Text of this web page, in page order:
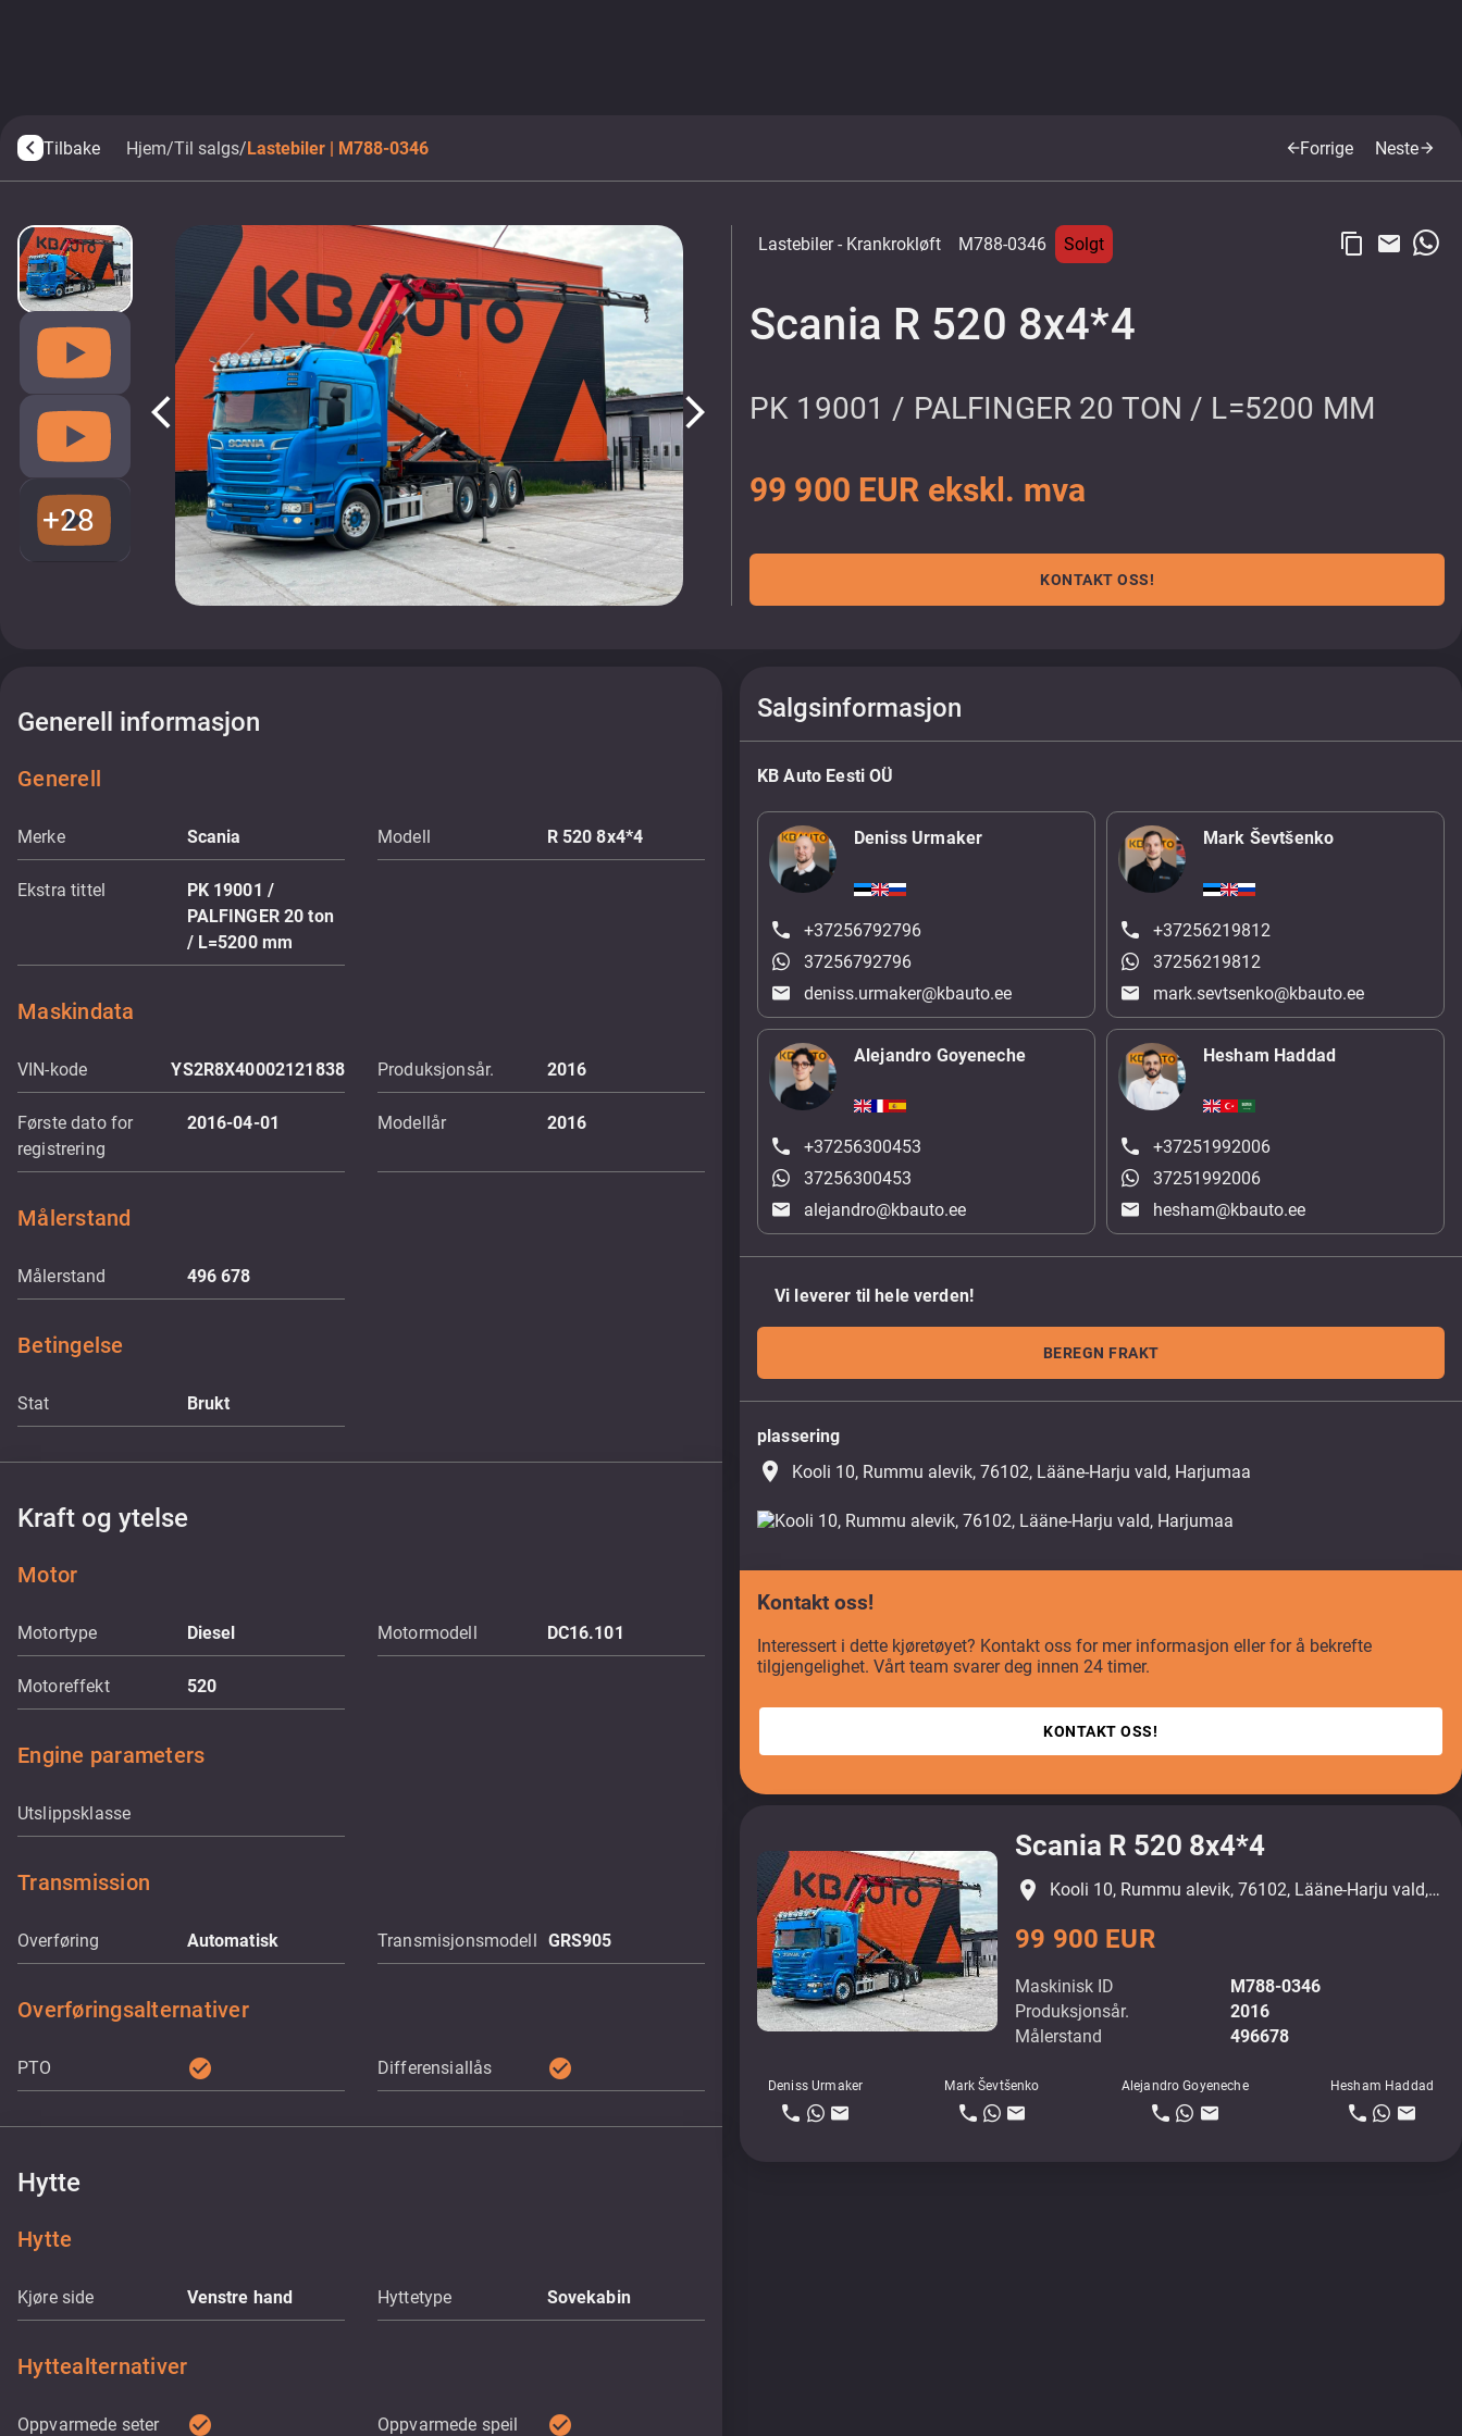
arrow_back_ios Tilbake Hjem/Til salgs/Lastebiler | M788-0346 arrow_backForrige Nestearrow_forward
arrow_back_ios arrow_forward_ios
+28
Lastebiler- Krankrokløft M788-0346 Solgt content_copy email
Scania R 520 8x4*4
PK 19001 / PALFINGER 20 TON / L=5200 MM
99 900 EUR ekskl. mva
KONTAKT OSS!
Generell informasjon
Generell
Merke Scania Modell R 520 8x4*4
Ekstra tittel
PK 19001 /
PALFINGER 20 ton
/ L=5200 mm
Maskindata
VIN-kode YS2R8X40002121838 Produksjonsår. 2016
Første dato for
registrering
2016-04-01 Modellår 2016
Målerstand
Målerstand 496 678
Betingelse
Stat Brukt
Kraft og ytelse
Motor
Motortype Diesel Motormodell DC16.101
Motoreffekt 520
Engine parameters
Utslippsklasse
Transmission
Overføring Automatisk Transmisjonsmodell GRS905
Overføringsalternativer
PTO check_circle Differensiallås check_circle
Hytte
Hytte
Kjøre side Venstre hand Hyttetype Sovekabin
Hyttealternativer
Oppvarmede seter check_circle Oppvarmede speil check_circle
Salgsinformasjon
KB Auto Eesti OÜ
Deniss Urmaker
+37256792796
37256792796
deniss.urmaker@kbauto.ee
Mark Ševtšenko
+37256219812
37256219812
mark.sevtsenko@kbauto.ee
Alejandro Goyeneche
+37256300453
37256300453
alejandro@kbauto.ee
Hesham Haddad
+37251992006
37251992006
hesham@kbauto.ee
Vi leverer til hele verden!
BEREGN FRAKT
plassering
place Kooli 10, Rummu alevik, 76102, Lääne-Harju vald, Harjumaa
Kontakt oss!
Interessert i dette kjøretøyet? Kontakt oss for mer informasjon eller for å bekrefte
tilgjengelighet. Vårt team svarer deg innen 24 timer.
KONTAKT OSS!
Scania R 520 8x4*4
Maskinisk ID
M788-0346
Produksjonsår.
2016
Målerstand
496678
Deniss Urmaker Mark Ševtšenko Alejandro Goyeneche Hesham Haddad
99 900 EUR
place Kooli 10, Rummu alevik, 76102, Lääne-Harju vald, Harjumaa